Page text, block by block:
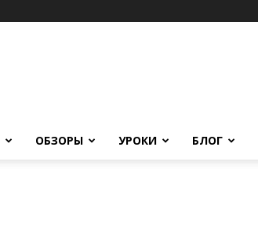
ОБЗОРЫ УРОКИ БЛОГ